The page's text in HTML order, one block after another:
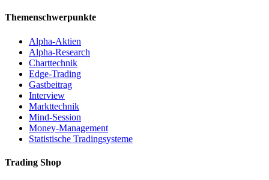
Themenschwerpunkte
Alpha-Aktien
Alpha-Research
Charttechnik
Edge-Trading
Gastbeitrag
Interview
Markttechnik
Mind-Session
Money-Management
Statistische Tradingsysteme
Trading Shop